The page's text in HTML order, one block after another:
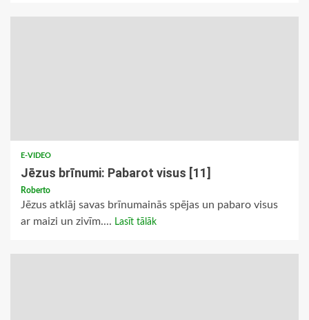
E-VIDEO
Jēzus brīnumi: Pabarot visus [11]
Roberto
Jēzus atklāj savas brīnumainās spējas un pabaro visus
ar maizi un zivīm.... Lasīt tālāk